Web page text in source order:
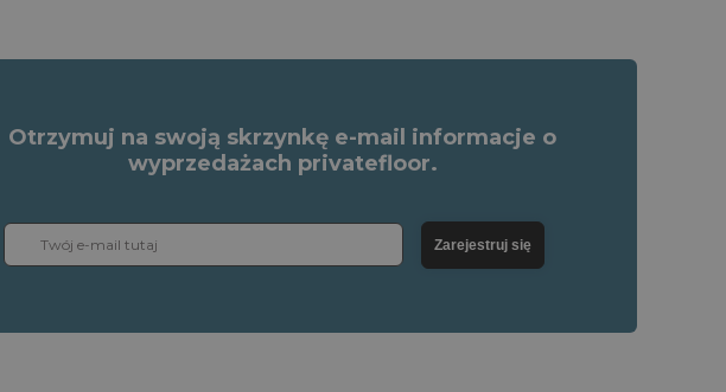
Otrzymuj na swoją skrzynkę e-mail informacje o
wyprzedażach privatefloor.
Zarejestruj się